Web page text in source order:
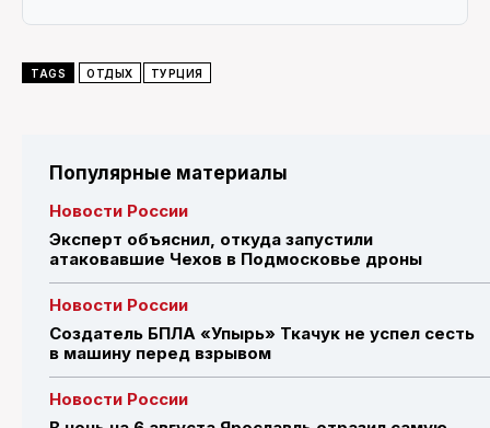
TAGS ОТДЫХ ТУРЦИЯ
Популярные материалы
Новости России
Эксперт объяснил, откуда запустили
атаковавшие Чехов в Подмосковье дроны
Новости России
Создатель БПЛА «Упырь» Ткачук не успел сесть
в машину перед взрывом
Новости России